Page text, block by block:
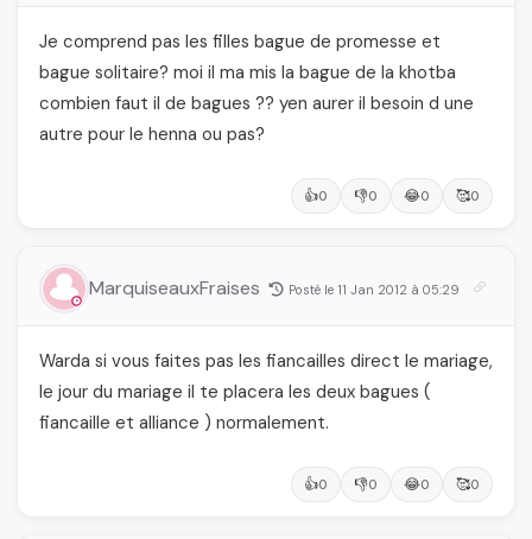
Je comprend pas les filles bague de promesse et
bague solitaire? moi il ma mis la bague de la khotba
combien faut il de bagues ?? yen aurer il besoin d une
autre pour le henna ou pas?
👍0 👎0 😂0 🥰0
MarquiseauxFraises Posté le 11 Jan 2012 à 05:29
Warda si vous faites pas les fiancailles direct le mariage,
le jour du mariage il te placera les deux bagues (
fiancaille et alliance ) normalement.
👍0 👎0 😂0 🥰0